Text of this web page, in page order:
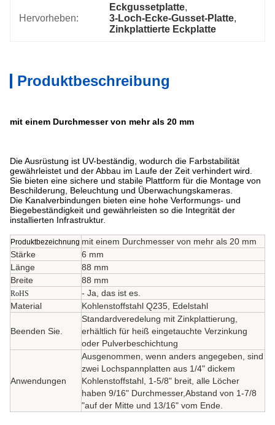
Hervorheben:
Eckgussetplatte,
3-Loch-Ecke-Gusset-Platte,
Zinkplattierte Eckplatte
Produktbeschreibung
mit einem Durchmesser von mehr als 20 mm
Die Ausrüstung ist UV-beständig, wodurch die Farbstabilität
gewährleistet und der Abbau im Laufe der Zeit verhindert wird.
Sie bieten eine sichere und stabile Plattform für die Montage von
Beschilderung, Beleuchtung und Überwachungskameras.
Die Kanalverbindungen bieten eine hohe Verformungs- und
Biegebeständigkeit und gewährleisten so die Integrität der
installierten Infrastruktur.
Produktbezeichnung mit einem Durchmesser von mehr als 20 mm
Stärke
6 mm
Länge
88 mm
Breite
88 mm
RoHS
- Ja, das ist es.
Material
Kohlenstoffstahl Q235, Edelstahl
Beenden Sie.
Standardveredelung mit Zinkplattierung,
erhältlich für heiß eingetauchte Verzinkung
oder Pulverbeschichtung
Anwendungen
Ausgenommen, wenn anders angegeben, sind
zwei Lochspannplatten aus 1/4" dickem
Kohlenstoffstahl, 1-5/8" breit, alle Löcher
haben 9/16" Durchmesser,Abstand von 1-7/8
"auf der Mitte und 13/16" vom Ende.